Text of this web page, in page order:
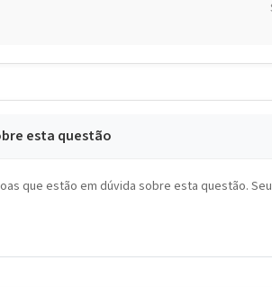
esta questão
que estão em dúvida sobre esta questão.